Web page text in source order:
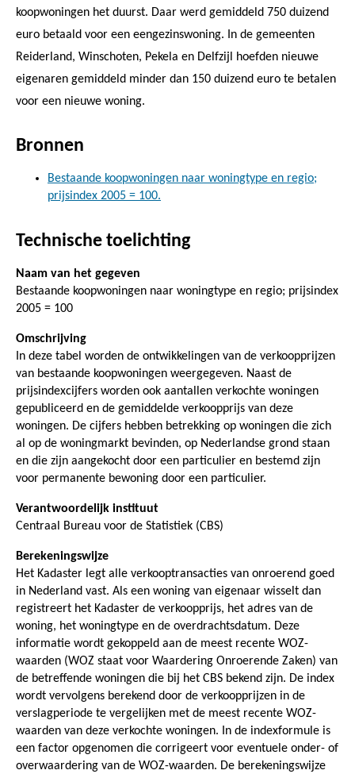
koopwoningen het duurst. Daar werd gemiddeld 750 duizend
euro betaald voor een eengezinswoning. In de gemeenten
Reiderland, Winschoten, Pekela en Delfzijl hoefden nieuwe
eigenaren gemiddeld minder dan 150 duizend euro te betalen
voor een nieuwe woning.
Bronnen
Bestaande koopwoningen naar woningtype en regio;
prijsindex 2005 = 100.
Technische toelichting
Naam van het gegeven
Bestaande koopwoningen naar woningtype en regio; prijsindex
2005 = 100
Omschrijving
In deze tabel worden de ontwikkelingen van de verkoopprijzen
van bestaande koopwoningen weergegeven. Naast de
prijsindexcijfers worden ook aantallen verkochte woningen
gepubliceerd en de gemiddelde verkoopprijs van deze
woningen. De cijfers hebben betrekking op woningen die zich
al op de woningmarkt bevinden, op Nederlandse grond staan
en die zijn aangekocht door een particulier en bestemd zijn
voor permanente bewoning door een particulier.
Verantwoordelijk instituut
Centraal Bureau voor de Statistiek (CBS)
Berekeningswijze
Het Kadaster legt alle verkooptransacties van onroerend goed
in Nederland vast. Als een woning van eigenaar wisselt dan
registreert het Kadaster de verkoopprijs, het adres van de
woning, het woningtype en de overdrachtsdatum. Deze
informatie wordt gekoppeld aan de meest recente WOZ-
waarden (WOZ staat voor Waardering Onroerende Zaken) van
de betreffende woningen die bij het CBS bekend zijn. De index
wordt vervolgens berekend door de verkoopprijzen in de
verslagperiode te vergelijken met de meest recente WOZ-
waarden van deze verkochte woningen. In de indexformule is
een factor opgenomen die corrigeert voor eventuele onder- of
overwaardering van de WOZ-waarden. De berekeningswijze